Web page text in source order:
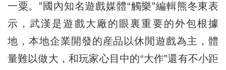
一粟。”國內知名遊戲媒體“觸樂”編輯熊冬東表
示，武漢是遊戲大廠的眼裏重要的外包根據
地，本地企業開發的産品以休閒遊戲為主，體
量難以做大，和玩家心目中的“大作”還有不小距